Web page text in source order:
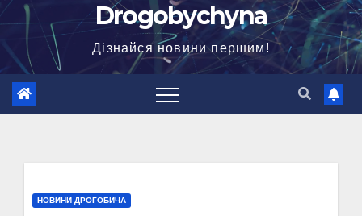
Drogobychyna
Дізнайся новини першим!
НОВИНИ ДРОГОБИЧА